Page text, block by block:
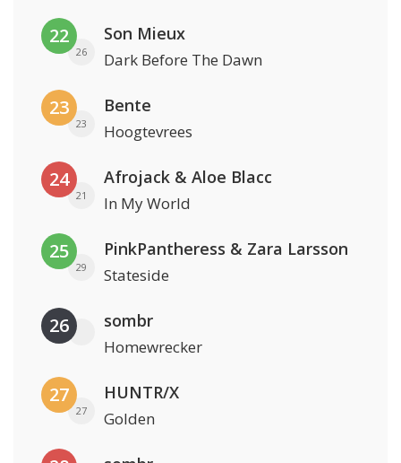
22
26
Son Mieux
Dark Before The Dawn
23
23
Bente
Hoogtevrees
24
21
Afrojack & Aloe Blacc
In My World
25
29
PinkPantheress & Zara Larsson
Stateside
26 sombr
Homewrecker
27
27
HUNTR/X
Golden